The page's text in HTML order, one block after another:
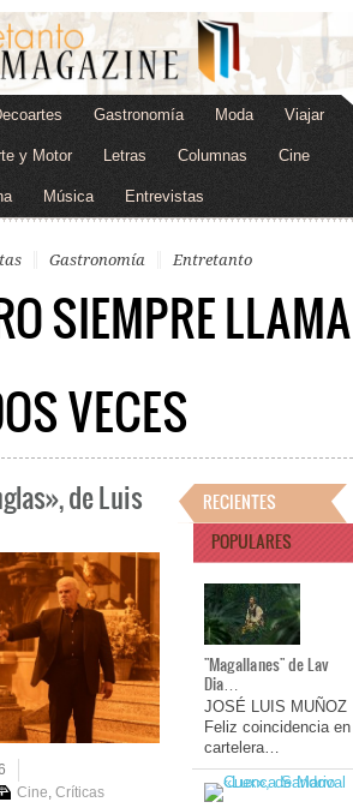
Gastronomía Moda Viajar
y Motor Letras Columnas Cine
Música Entrevistas
Gastronomía Entretanto
SIEMPRE LLAMA
VECES
de Luis
Cine, Críticas
RECIENTES
POPULARES
"Magallanes" de Lav
Dia…
JOSÉ LUIS MUÑOZ
Feliz coincidencia en
cartelera…